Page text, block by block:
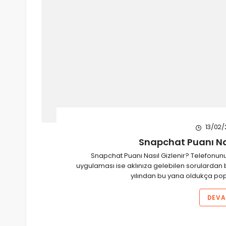
13/02/
Snapchat Puanı
Snapchat Puanı Nasıl Gizlenir?
uygulaması ise aklınıza gelebilen sorulardan
yılından bu yana oldukça